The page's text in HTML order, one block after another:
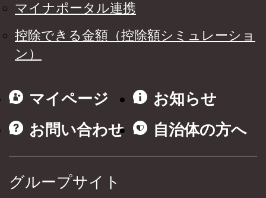
マイナポータル連携
控除できる金額（控除額シミュレーショ
ン）
マイページ
お知らせ
お問い合わせ
自治体の方へ
グループサイト